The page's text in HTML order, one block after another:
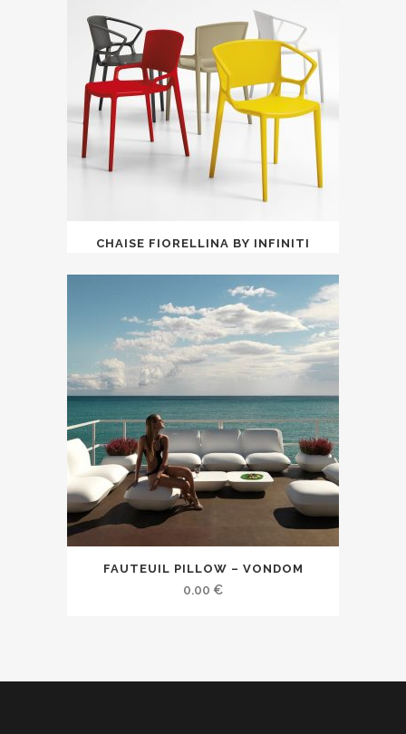
CHAISE FIORELLINA BY INFINITI
FAUTEUIL PILLOW – VONDOM
0.00 €